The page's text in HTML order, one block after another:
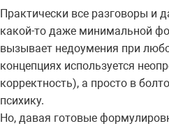
Практически все разговоры и
какой-то даже минимальной
вызывает недоумения при
концепциях используется
корректность), а просто в
психику.
Но, давая готовые